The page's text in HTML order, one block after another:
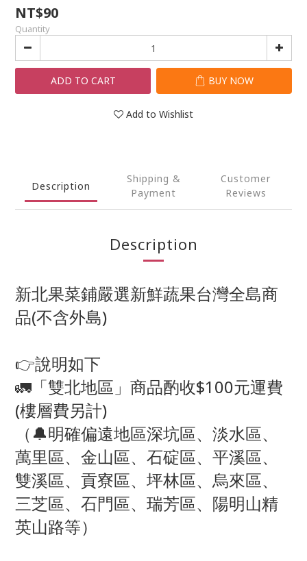
NT$90
Quantity
ADD TO CART BUY NOW
Add to Wishlist
Description
Shipping &
Payment
Customer
Reviews
Description
新北果菜鋪嚴選新鮮蔬果台灣全島商
品(不含外島)
👉說明如下
🚛「雙北地區」商品酌收$100元運費
(樓層費另計)
（🔔明確偏遠地區深坑區、淡水區、
萬里區、金山區、石碇區、平溪區、
雙溪區、貢寮區、坪林區、烏來區、
三芝區、石門區、瑞芳區、陽明山精
英山路等）